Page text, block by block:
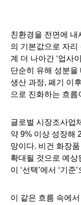
친환경을 전면에 내
의 기본값으로 자리
계 더 나아간 ‘업사
단순히 유해 성분
생산 과정, 폐기 이
으로 진화하는 흐름
글로벌 시장조사업
약 9% 이상 성장해
망이다. 비건 화장
확대될 것으로 예상
이 ‘선택’에서 ‘기
이 같은 흐름 속에